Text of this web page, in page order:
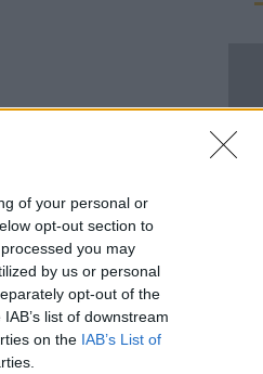
of your personal or
opt-out section to
you may
by us or personal
opt-out of the
list of downstream
on the IAB’s List of